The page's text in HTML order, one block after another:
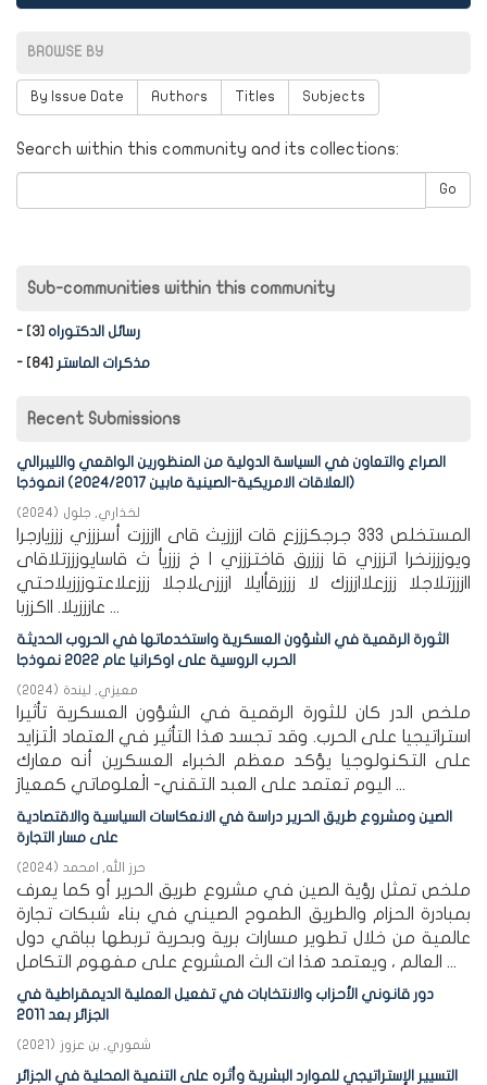
BROWSE BY
By Issue Date Authors Titles Subjects
Search within this community and its collections:
Go
Sub-communities within this community
- رسائل الدكتوراه [3]
- مذكرات الماستر [84]
Recent Submissions
الصراع والتعاون في السياسة الدولية من المنظورين الواقعي والليبرالي
(العلاقات الامريكية-الصينية مابين 2024/2017) انموذجا
لخذاري, جلول (
2024
)
المستخلص 333 جرجكزززع قات ازززيث قاى اازززت أسزززي زززيارجرا
ويوزززنخرا اتزززي قا زززرق قاختزززي ا خ زززيأ ث قاسايوزززتلاقاى
اازززتلاجلا زززعلاازززك لا زززرقأايلا ازززىلاجلا زززعلاعتوزززيلاحتي
عازززيلا. ااكززبا ...
الثورة الرقمية في الشؤون العسكرية واستخدماتها في الحروب الحديثة
الحرب الروسية على اوكرانيا عام 2022 نموذجا
معيزي, ليندة (
2024
)
ملخص الدر كان للثورة الرقمية في الشؤون العسكرية تأثيرا
استراتيجيا على الحرب. وقد تجسد هذا التأثير في العتماد الْتزايد
على التكنولوجيا يؤكد معظم الخبراء العسكرين أنه معارك
اليوم تعتمد على العبد التقني- الْعلوماتي كمعيارَ ...
الصين ومشروع طريق الحرير دراسة في الانعكاسات السياسية والاقتصادية
على مسار التجارة
حرز الله, امحمد (
2024
)
ملخص تمثل رؤية الصين في مشروع طريق الحرير أو كما يعرف
بمبادرة الحزام والطريق الطموح الصيني في بناء شبكات تجارة
عالمية من خلال تطوير مسارات برية وبحرية تربطها بباقي دول
العالم ، ويعتمد هذا ات الث المشروع على مفهوم التكامل ...
دور قانوني الأحزاب والانتخابات في تفعيل العملية الديمقراطية في
الجزائر بعد 2011
شموري, بن عزوز (
2021
)
التسيير الإستراتيجي للموارد البشرية وأثره على التنمية المحلية في الجزائر